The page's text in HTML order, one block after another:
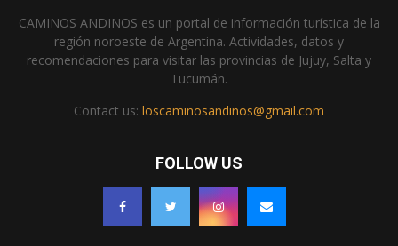
CAMINOS ANDINOS es un portal de información turística de la
región noroeste de Argentina. Actividades, datos y
recomendaciones para visitar las provincias de Jujuy, Salta y
Tucumán.
Contact us: loscaminosandinos@gmail.com
FOLLOW US